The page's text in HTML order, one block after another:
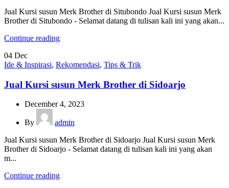
Jual Kursi susun Merk Brother di Situbondo Jual Kursi susun Merk
Brother di Situbondo - Selamat datang di tulisan kali ini yang akan...
Continue reading
04 Dec
Ide & Inspirasi, Rekomendasi, Tips & Trik
Jual Kursi susun Merk Brother di Sidoarjo
December 4, 2023
By
admin
Jual Kursi susun Merk Brother di Sidoarjo Jual Kursi susun Merk
Brother di Sidoarjo - Selamat datang di tulisan kali ini yang akan
m...
Continue reading